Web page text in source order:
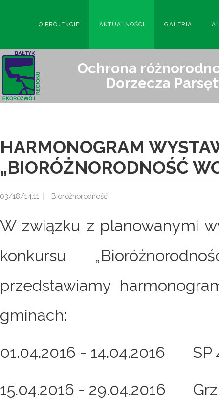
O PROJEKCIE AKTUALNOŚCI GALERIA
Ochrona
Dorzecza
HARMONOGRAM
„BIORÓŻNORODNOŚĆ
03/18/14:11 Bioróżnorodność
W związku z planowanymi
konkursu
przedstawiamy
gminach:
01.04.2016 - 14.04.2016 SP
15.04.2016 - 29.04.2016